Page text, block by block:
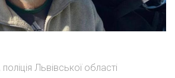
Львівської області